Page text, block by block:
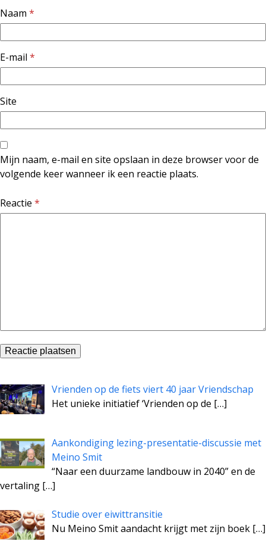
Naam *
E-mail *
Site
Mijn naam, e-mail en site opslaan in deze browser voor de
volgende keer wanneer ik een reactie plaats.
Reactie *
Vrienden op de fiets viert 40 jaar Vriendschap
Het unieke initiatief ‘Vrienden op de […]
Aankondiging lezing-presentatie-discussie met
Meino Smit
“Naar een duurzame landbouw in 2040” en de
vertaling […]
Studie over eiwittransitie
Nu Meino Smit aandacht krijgt met zijn boek […]